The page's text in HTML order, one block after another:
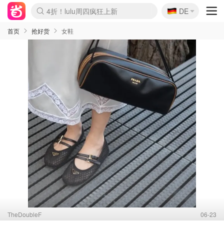
Boticinal 夏促开抢！
4折！lulu周四疯狂上新
还没结束！&OtherStories大促
Joybuy变相75折 随时失效
速领！Stanley独家85折
疑似霸哥！Camper额外叠85折
Zalando 奥莱闪促！每日更新
Moncler反季囤！5折起+叠9折
Coach Brooklyn仅€192
🇩🇪
DE
首页 抢好货 女鞋
TheDoubleF 06-23